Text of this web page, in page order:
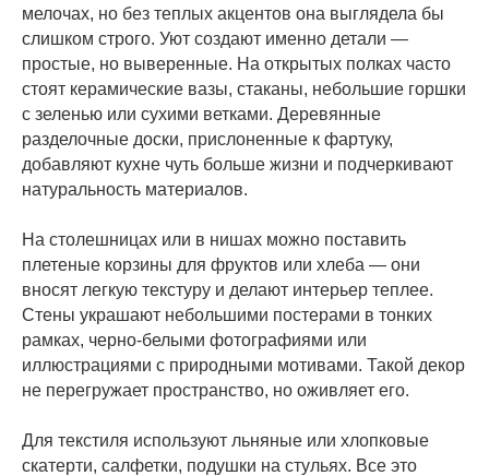
мелочах, но без теплых акцентов она выглядела бы
слишком строго. Уют создают именно детали —
простые, но выверенные. На открытых полках часто
стоят керамические вазы, стаканы, небольшие горшки
с зеленью или сухими ветками. Деревянные
разделочные доски, прислоненные к фартуку,
добавляют кухне чуть больше жизни и подчеркивают
натуральность материалов.
На столешницах или в нишах можно поставить
плетеные корзины для фруктов или хлеба — они
вносят легкую текстуру и делают интерьер теплее.
Стены украшают небольшими постерами в тонких
рамках, черно-белыми фотографиями или
иллюстрациями с природными мотивами. Такой декор
не перегружает пространство, но оживляет его.
Для текстиля используют льняные или хлопковые
скатерти, салфетки, подушки на стульях. Все это